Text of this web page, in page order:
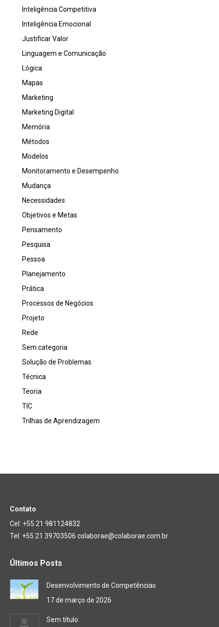
Inteligência Competitiva
Inteligência Emocional
Justificar Valor
Linguagem e Comunicação
Lógica
Mapas
Marketing
Marketing Digital
Memória
Métodos
Modelos
Monitoramento e Desempenho
Mudança
Necessidades
Objetivos e Metas
Pensamento
Pesquisa
Pessoa
Planejamento
Prática
Processos de Negócios
Projeto
Rede
Sem categoria
Solução de Problemas
Técnica
Teoria
TIC
Trilhas de Aprendizagem
Contato
Cel: +55 21 981124832
Tel: +55 21 39703506 colaborae@colaborae.com.br
Últimos Posts
Desenvolvimento de Competências
17 de março de 2026
Sem título